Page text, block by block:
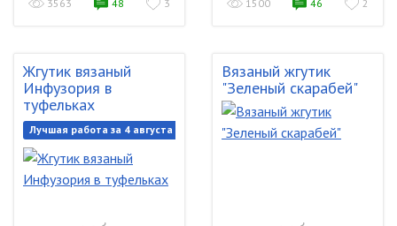
3563 48 3 1500 46 2
Жгутик вязаный
Инфузория в
туфельках
Лучшая работа за 4 августа 2017
Вязаный жгутик
"Зеленый скарабей"